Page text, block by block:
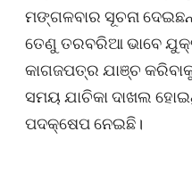
ମଙ୍ଗଳବାର ସୂଚନା
ତେଣୁ ତରବରିଆ ଭାବେ
କାଗଜପତ୍ର ଯାଞ୍ଚ
ସମୟ ଯାଚିକା ଦାଖଲ
ପଦକ୍ଷେପ ନେଇଛି।